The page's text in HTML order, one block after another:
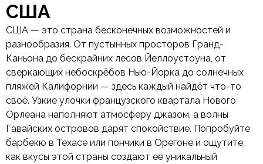
США
США — это страна бесконечных возможностей и
разнообразия. От пустынных просторов Гранд-
Каньона до бескрайних лесов Йеллоустоуна, от
сверкающих небоскрёбов Нью-Йорка до солнечных
пляжей Калифорнии — здесь каждый найдёт что-то
своё. Узкие улочки французского квартала Нового
Орлеана наполняют атмосферу джазом, а волны
Гавайских островов дарят спокойствие. Попробуйте
барбекю в Техасе или пончики в Орегоне и ощутите,
как вкусы этой страны создают её уникальный